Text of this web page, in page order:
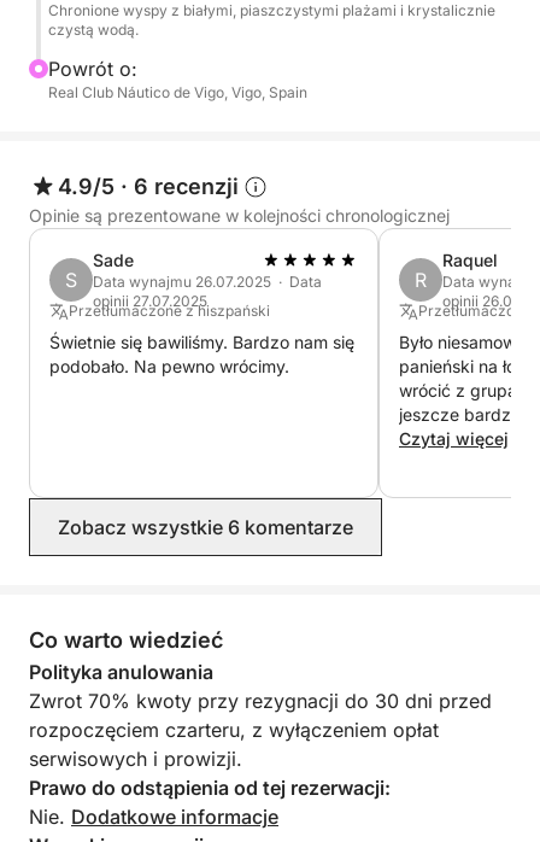
preferencji.
To doświadczenie jest idealne na relaks, pływanie,
cieszenie się słońcem lub świętowanie specjalnych
W cenie:
Deska do pływania wiosłem
Sprzęt do snorkelingu
W pełni spersonalizowany dzień na morzu, łączący
nawigację, postoje na pływanie i zwiedzanie
najpiękniejszych miejsc wokół Vigo.
Na życzenie oferujemy posiłki na pokładzie podczas
wybór zabawek wodnych i dodatkowego sprzętu.
według zużycia).
Sprzątanie końcowe: 100 € (płatne w porcie).
Usługi dodatkowe:
Transfer z lotniska w Vigo lub Porto dostępny na
życzenie.
Dostępne na imprezy: urodziny, wieczory
Chronione wyspy z białymi, piaszczystymi plażami i krystalicznie
czystą wodą.
Powrót o:
Real Club Náutico de Vigo, Vigo, Spain
4.9/5 · 6 recenzji
Opinie są prezentowane w kolejności chronologicznej
S
Sade
Data wynajmu 26.07.2025 · Data
opinii 27.07.2025
Przetłumaczone z hiszpański
Świetnie się bawiliśmy. Bardzo nam się
podobało. Na pewno wrócimy.
R
Raquel
Data
opinii
Przetłumaczone
Było
panieński na
wrócić z grupą
jeszcze bardziej
świetne warunki,
Czytaj więcej
Zobacz wszystkie 6 komentarze
Co warto wiedzieć
Polityka anulowania
Zwrot 70% kwoty przy rezygnacji do 30 dni przed
rozpoczęciem czarteru, z wyłączeniem opłat
serwisowych i prowizji.
Prawo do odstąpienia od tej rezerwacji:
Nie. Dodatkowe informacje